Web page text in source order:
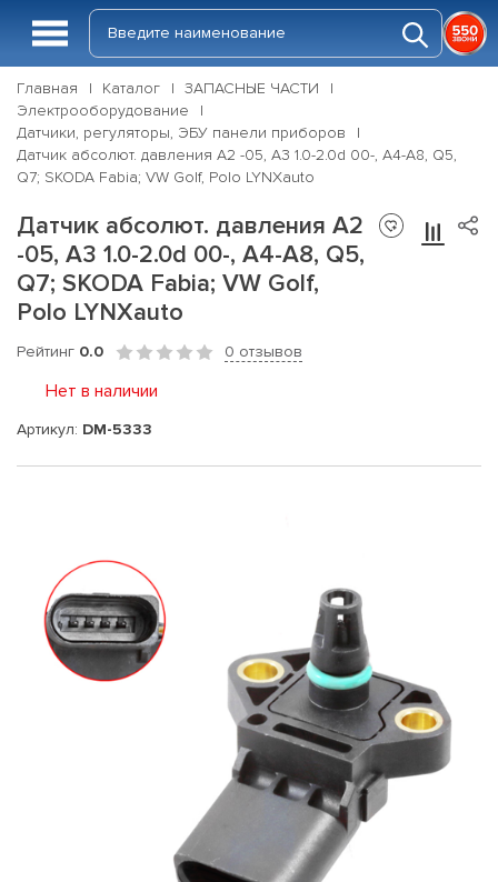
Главная Каталог
ЗАПАСНЫЕ ЧАСТИ
Электрооборудование
Датчики, регуляторы, ЭБУ панели приборов
Датчик абсолют. давления A2 -05, A3 1.0-2.0d 00-, A4-A8, Q5,
Q7; SKODA Fabia; VW Golf, Polo LYNXauto
Датчик абсолют. давления A2
-05, A3 1.0-2.0d 00-, A4-A8, Q5,
Q7; SKODA Fabia; VW Golf,
Polo LYNXauto
Рейтинг 0.0 0 отзывов
Нет в наличии
Артикул: DM-5333